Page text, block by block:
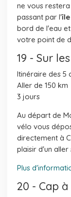
ne vous
passant par l'
bord de l'eau
votre point de
19 - Sur
Itinéraire des 5
Aller de 150 km
3 jours
Au départ de
vélo vous
directement à
plaisir d'un
Plus
20 - Cap